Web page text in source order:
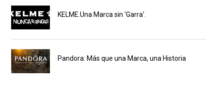
KELME.Una Marca sin 'Garra'.
Pandora: Más que una Marca, una Historia